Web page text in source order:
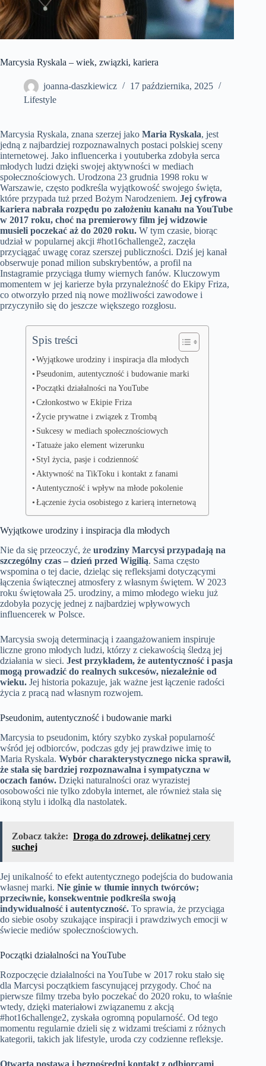
Marcysia Ryskala – wiek, związki, kariera
joanna-daszkiewicz
17 października, 2025
Lifestyle
Marcysia Ryskala, znana szerzej jako Maria Ryskala, jest
jedną z najbardziej rozpoznawalnych postaci polskiej sceny
internetowej. Jako influencerka i youtuberka zdobyła serca
młodych ludzi dzięki swojej aktywności w mediach
społecznościowych. Urodzona 23 grudnia 1998 roku w
Warszawie, często podkreśla wyjątkowość swojego święta,
które przypada tuż przed Bożym Narodzeniem. Jej cyfrowa
kariera nabrała rozpędu po założeniu kanału na YouTube
w 2017 roku, choć na premierowy film jej widzowie
musieli poczekać aż do 2020 roku. W tym czasie, biorąc
udział w popularnej akcji #hot16challenge2, zaczęła
przyciągać uwagę coraz szerszej publiczności. Dziś jej kanał
obserwuje ponad milion subskrybentów, a profil na
Instagramie przyciąga tłumy wiernych fanów. Kluczowym
momentem w jej karierze była przynależność do Ekipy Friza,
co otworzyło przed nią nowe możliwości zawodowe i
przyczyniło się do jeszcze większego rozgłosu.
Spis treści
Wyjątkowe urodziny i inspiracja dla młodych
Pseudonim, autentyczność i budowanie marki
Początki działalności na YouTube
Członkostwo w Ekipie Friza
Życie prywatne i związek z Trombą
Sukcesy w mediach społecznościowych
Tatuaże jako element wizerunku
Styl życia, pasje i codzienność
Aktywność na TikToku i kontakt z fanami
Autentyczność i wpływ na młode pokolenie
Łączenie życia osobistego z karierą internetową
Wyjątkowe urodziny i inspiracja dla młodych
Nie da się przeoczyć, że urodziny Marcysi przypadają na
szczególny czas – dzień przed Wigilią. Sama często
wspomina o tej dacie, dzieląc się refleksjami dotyczącymi
łączenia świątecznej atmosfery z własnym świętem. W 2023
roku świętowała 25. urodziny, a mimo młodego wieku już
zdobyła pozycję jednej z najbardziej wpływowych
influencerek w Polsce.
Marcysia swoją determinacją i zaangażowaniem inspiruje
liczne grono młodych ludzi, którzy z ciekawością śledzą jej
działania w sieci. Jest przykładem, że autentyczność i pasja
mogą prowadzić do realnych sukcesów, niezależnie od
wieku. Jej historia pokazuje, jak ważne jest łączenie radości
życia z pracą nad własnym rozwojem.
Pseudonim, autentyczność i budowanie marki
Marcysia to pseudonim, który szybko zyskał popularność
wśród jej odbiorców, podczas gdy jej prawdziwe imię to
Maria Ryskala. Wybór charakterystycznego nicka sprawił,
że stała się bardziej rozpoznawalna i sympatyczna w
oczach fanów. Dzięki naturalności oraz wyrazistej
osobowości nie tylko zdobyła internet, ale również stała się
ikoną stylu i idolką dla nastolatek.
Zobacz także: Droga do zdrowej, delikatnej cery
suchej
Jej unikalność to efekt autentycznego podejścia do budowania
własnej marki. Nie ginie w tłumie innych twórców;
przeciwnie, konsekwentnie podkreśla swoją
indywidualność i autentyczność. To sprawia, że przyciąga
do siebie osoby szukające inspiracji i prawdziwych emocji w
świecie mediów społecznościowych.
Początki działalności na YouTube
Rozpoczęcie działalności na YouTube w 2017 roku stało się
dla Marcysi początkiem fascynującej przygody. Choć na
pierwsze filmy trzeba było poczekać do 2020 roku, to właśnie
wtedy, dzięki materiałowi związanemu z akcją
#hot16challenge2, zyskała ogromną popularność. Od tego
momentu regularnie dzieli się z widzami treściami z różnych
kategorii, takich jak lifestyle, uroda czy codzienne refleksje.
Otwarta postawa i bezpośredni kontakt z odbiorcami